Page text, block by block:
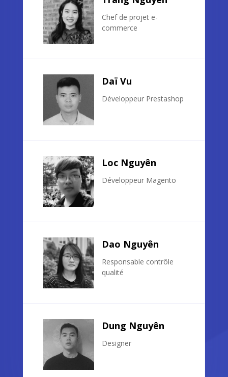
Chef de projet e-
commerce
Daï Vu
Développeur Prestashop
Loc Nguyên
Développeur Magento
Dao Nguyên
Responsable contrôle
qualité
Dung Nguyên
Designer